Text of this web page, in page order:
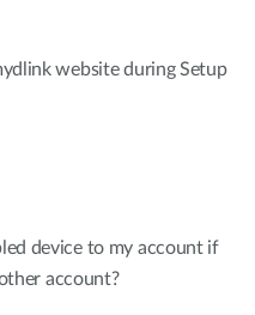
website during Setup
device to my account if
account?